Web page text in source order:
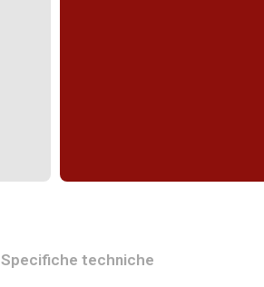
Specifiche techniche